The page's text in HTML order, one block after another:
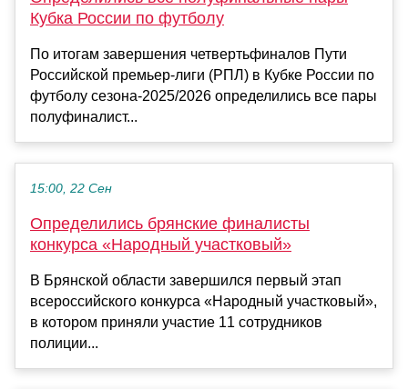
Кубка России по футболу
По итогам завершения четвертьфиналов Пути
Российской премьер-лиги (РПЛ) в Кубке России по
футболу сезона-2025/2026 определились все пары
полуфиналист...
15:00, 22 Сен
Определились брянские финалисты
конкурса «Народный участковый»
В Брянской области завершился первый этап
всероссийского конкурса «Народный участковый»,
в котором приняли участие 11 сотрудников
полиции...